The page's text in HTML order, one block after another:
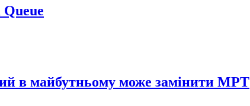
в майбутньому може замінити МРТ